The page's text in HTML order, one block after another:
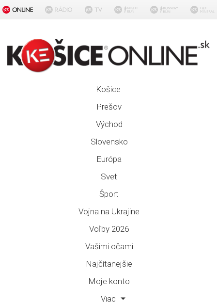
Košice
Prešov
Východ
Slovensko
Európa
Svet
Šport
Vojna na Ukrajine
Voľby 2026
Vašimi očami
Najčítanejšie
Moje konto
Viac